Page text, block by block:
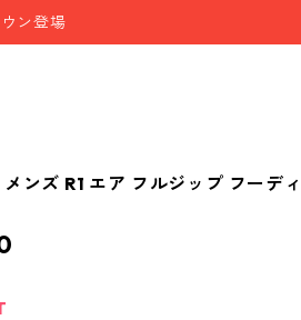
ン登場
ンズ R1 エア フルジップ フーデ